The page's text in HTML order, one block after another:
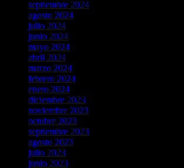
septiembre 2024
agosto 2024
julio 2024
junio 2024
mayo 2024
abril 2024
marzo 2024
febrero 2024
enero 2024
diciembre 2023
noviembre 2023
octubre 2023
septiembre 2023
agosto 2023
julio 2023
junio 2023